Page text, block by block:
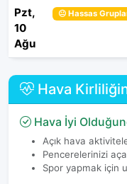
Pzt,
10
Ağu
😐 Hassas
Hava
Hava İyi
Açık hava
Pencerelerinizi
Spor yapmak için